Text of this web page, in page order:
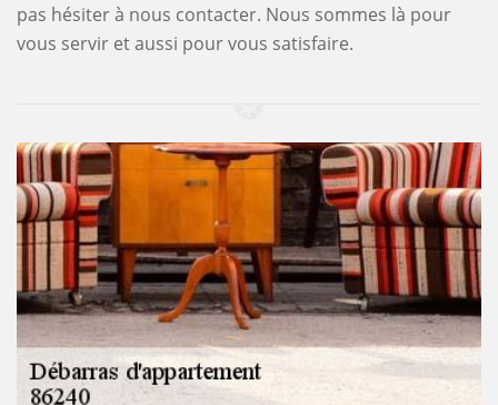
pas hésiter à nous contacter. Nous sommes là pour
vous servir et aussi pour vous satisfaire.